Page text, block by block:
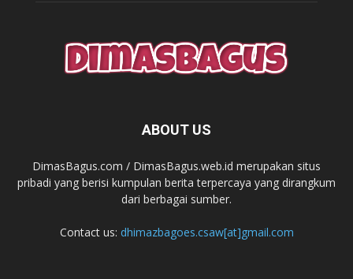
ABOUT US
DimasBagus.com / DimasBagus.web.id merupakan situs
pribadi yang berisi kumpulan berita terpercaya yang dirangkum
dari berbagai sumber.
Contact us: dhimazbagoes.csaw[at]gmail.com